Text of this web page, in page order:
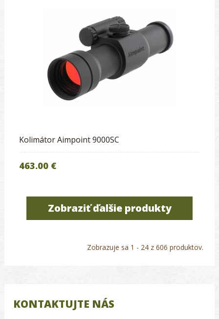
Kolimátor Aimpoint 9000SC
463.00 €
Zobraziť ďalšie produkty
Zobrazuje sa 1 - 24 z 606 produktov.
KONTAKTUJTE NÁS